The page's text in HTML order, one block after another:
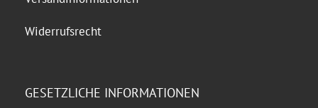
Widerrufsrecht
GESETZLICHE INFORMATIONEN